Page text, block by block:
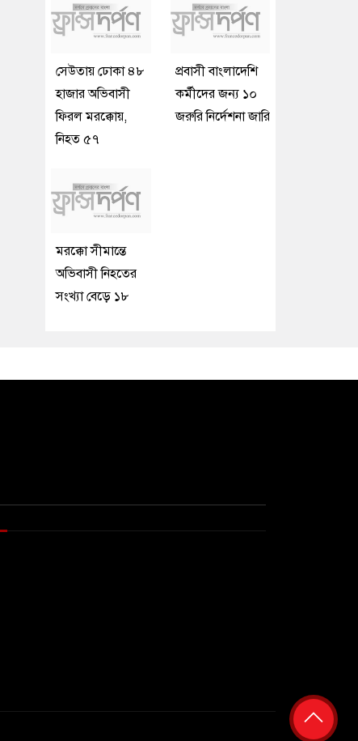
সেউতায় ঢোকা ৪৮
হাজার অভিবাসী
ফিরল মরক্কোয়,
নিহত ৫৭
প্রবাসী বাংলাদেশি
কর্মীদের জন্য ১০
জরুরি নির্দেশনা জারি
মরক্কো সীমান্তে
অভিবাসী নিহতের
সংখ্যা বেড়ে ১৮